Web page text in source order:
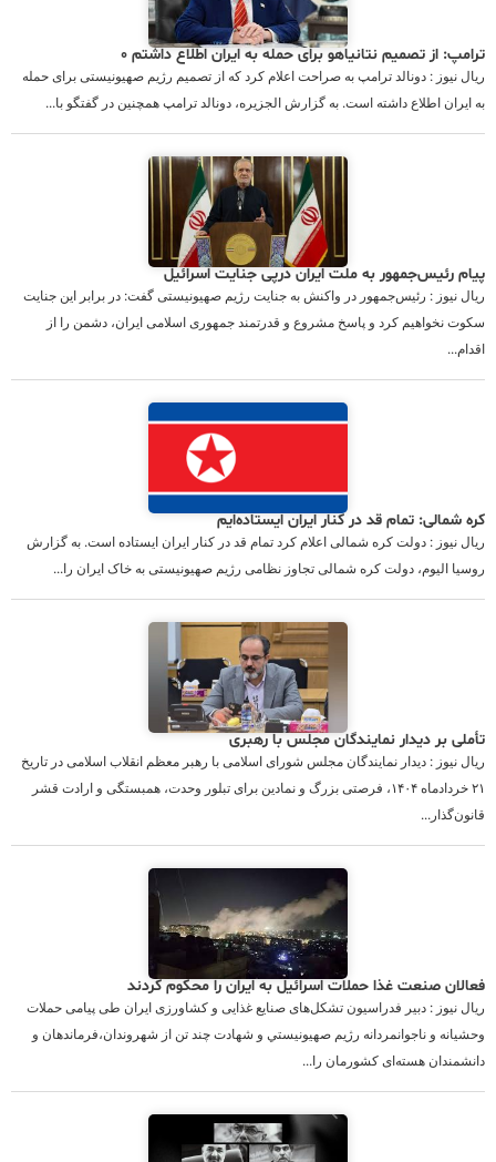
ترامپ: از تصمیم نتانیاهو برای حمله به ایران اطلاع داشتم ۰
ریال نیوز : دونالد ترامپ به صراحت اعلام کرد که از تصمیم رژیم صهیونیستی برای حمله
به ایران اطلاع داشته است. به گزارش الجزیره، دونالد ترامپ همچنین در گفتگو با...
پیام رئیس‌جمهور به ملت ایران درپی جنایت اسرائیل
ریال نیوز : رئیس‌جمهور در واکنش به جنایت رژیم صهیونیستی گفت: در برابر این جنایت
سکوت نخواهیم کرد و پاسخ مشروع و قدرتمند جمهوری اسلامی ایران، دشمن را از
اقدام...
کره شمالی: تمام قد در کنار ایران ایستاده‌ایم
ریال نیوز : دولت کره شمالی اعلام کرد تمام قد در کنار ایران ایستاده است‌. به گزارش
روسیا الیوم، دولت کره شمالی تجاوز نظامی رژیم صهیونیستی به خاک ایران را...
تأملی بر دیدار نمایندگان مجلس با رهبری
ریال نیوز : دیدار نمایندگان مجلس شورای اسلامی با رهبر معظم انقلاب اسلامی در تاریخ
۲۱ خردادماه ۱۴۰۴، فرصتی بزرگ و نمادین برای تبلور وحدت، همبستگی و ارادت قشر
قانون‌گذار...
فعالان صنعت غذا حملات اسرائیل به ایران را محکوم کردند
ریال نیوز : دبیر فدراسیون تشکل‌های صنایع غذایی و کشاورزی ایران طی پیامی حملات
وحشیانه و ناجوانمردانه رژيم صهيونيستي و شهادت چند تن از شهروندان،فرماندهان و
دانشمندان هسته‌ای کشورمان را...